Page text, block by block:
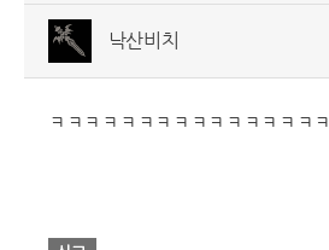
낙산비치
ㅋㅋㅋㅋㅋㅋㅋㅋㅋㅋㅋㅋㅋㅋㅋ